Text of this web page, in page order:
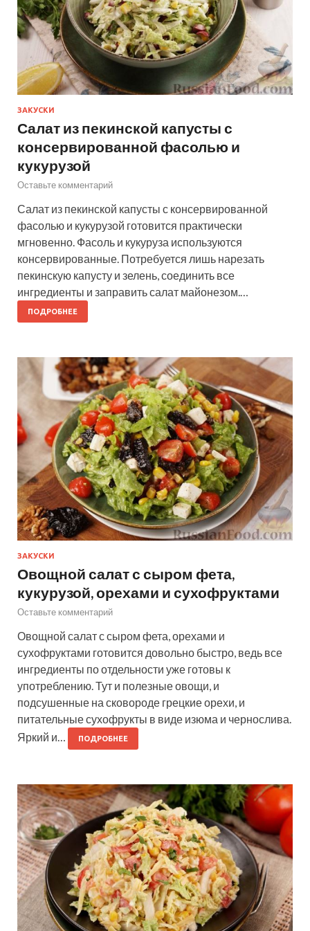
ЗАКУСКИ
Салат из пекинской капусты с
консервированной фасолью и
кукурузой
Оставьте комментарий
Салат из пекинской капусты с консервированной
фасолью и кукурузой готовится практически
мгновенно. Фасоль и кукуруза используются
консервированные. Потребуется лишь нарезать
пекинскую капусту и зелень, соединить все
ингредиенты и заправить салат майонезом.…
ПОДРОБНЕЕ
ЗАКУСКИ
Овощной салат с сыром фета,
кукурузой, орехами и сухофруктами
Оставьте комментарий
Овощной салат с сыром фета, орехами и
сухофруктами готовится довольно быстро, ведь все
ингредиенты по отдельности уже готовы к
употреблению. Тут и полезные овощи, и
подсушенные на сковороде грецкие орехи, и
питательные сухофрукты в виде изюма и чернослива.
Яркий и…
ПОДРОБНЕЕ